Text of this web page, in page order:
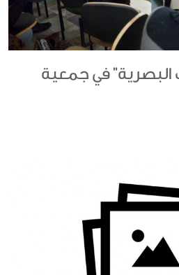
البصرية" في جمعية